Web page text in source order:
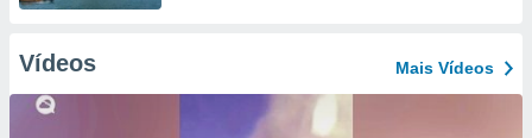
Vídeos Mais Vídeos